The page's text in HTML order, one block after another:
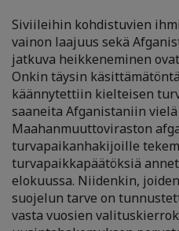
Siviileihin kohdistuvien
vainon laajuus sekä
jatkuva heikkeneminen
Onkin täysin
käännytettiin kielteisen
saaneita Afganistaniin vielä
Maahanmuuttoviraston
turvapaikanhakijoille
turvapaikkapäätöksiä
elokuussa. Niidenkin,
suojelun tarve on
vasta vuosien